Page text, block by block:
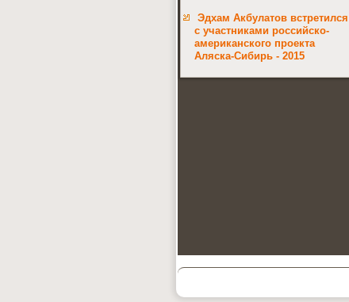
Эдхам Акбулатов встретился
с участниками российско-
американского проекта
Аляска-Сибирь - 2015